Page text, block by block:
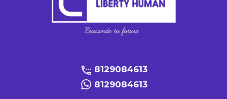
8129084613
8129084613